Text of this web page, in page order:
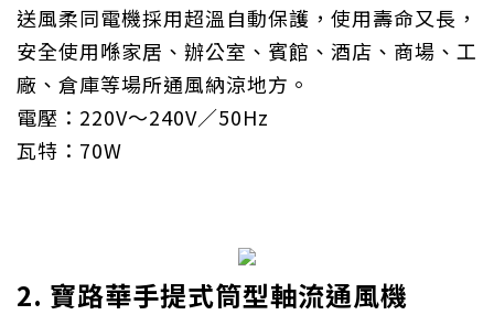
送風柔同電機採用超溫自動保護，使用壽命又長，
安全使用喺家居、辦公室、賓館、酒店、商場、工
廠、倉庫等場所通風納涼地方。
電壓：220V～240V／50Hz
瓦特：70W
2. 寶路華手提式筒型軸流通風機